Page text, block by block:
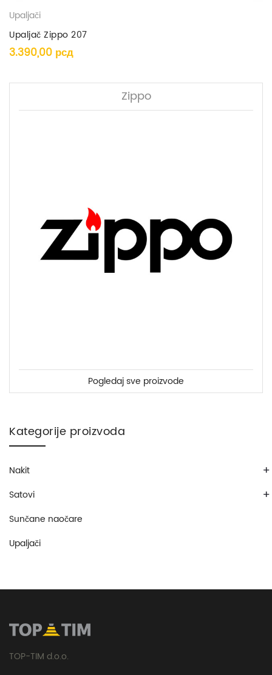
Upaljači
Upaljač Zippo 207
3.390,00 рсд
Zippo
Pogledaj sve proizvode
Kategorije proizvoda
+
Nakit
+
Satovi
Sunčane naočare
Upaljači
TOP-TIM d.o.o.